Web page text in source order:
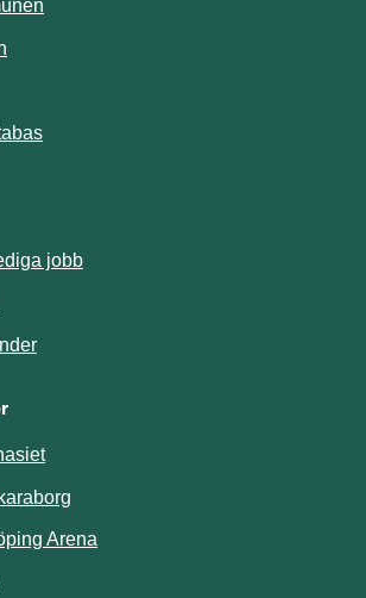
annan webbplats.
Länk till annan webbplats.
webbplats.
jobb
Länk till annan webbplats.
Arena